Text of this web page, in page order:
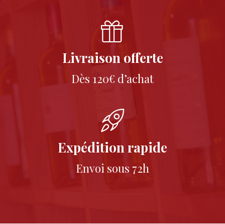
Livraison offerte
Dès 120€ d’achat
Expédition rapide
Envoi sous 72h